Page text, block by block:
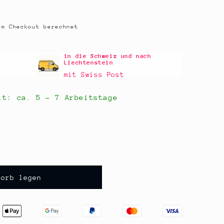
Checkout berechnet
in die Schweiz und nach
Liechtenstein
mit Swiss Post
ca. 5 - 7 Arbeitstage
legen